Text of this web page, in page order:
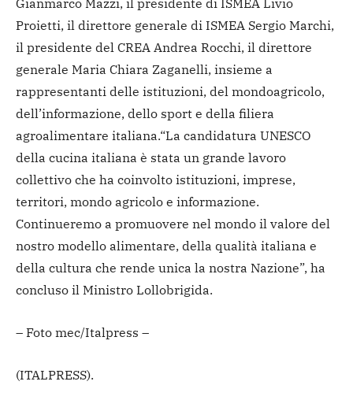
Proietti, il direttore generale di ISMEA Sergio Marchi,
il presidente del CREA Andrea Rocchi, il direttore
generale Maria Chiara Zaganelli, insieme a
rappresentanti delle istituzioni, del mondoagricolo,
dell’informazione, dello sport e della filiera
agroalimentare italiana.“La candidatura UNESCO
della cucina italiana è stata un grande lavoro
collettivo che ha coinvolto istituzioni, imprese,
territori, mondo agricolo e informazione.
Continueremo a promuovere nel mondo il valore del
nostro modello alimentare, della qualità italiana e
della cultura che rende unica la nostra Nazione”, ha
concluso il Ministro Lollobrigida.
– Foto mec/Italpress –
(ITALPRESS).